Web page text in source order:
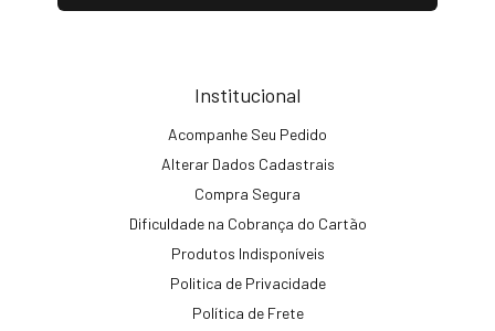
Institucional
Acompanhe Seu Pedido
Alterar Dados Cadastrais
Compra Segura
Dificuldade na Cobrança do Cartão
Produtos Indisponíveis
Politica de Privacidade
Política de Frete